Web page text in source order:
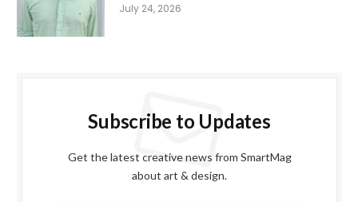
July 24, 2026
Subscribe to Updates
Get the latest creative news from SmartMag
about art & design.